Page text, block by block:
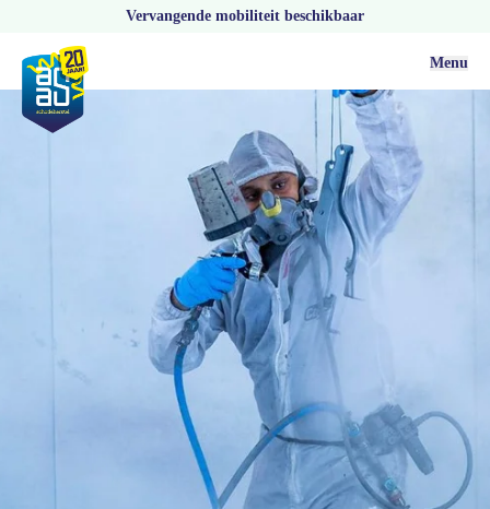
Vervangende mobiliteit beschikbaar
Menu